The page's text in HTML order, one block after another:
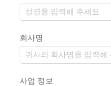
회사명
사업 정보